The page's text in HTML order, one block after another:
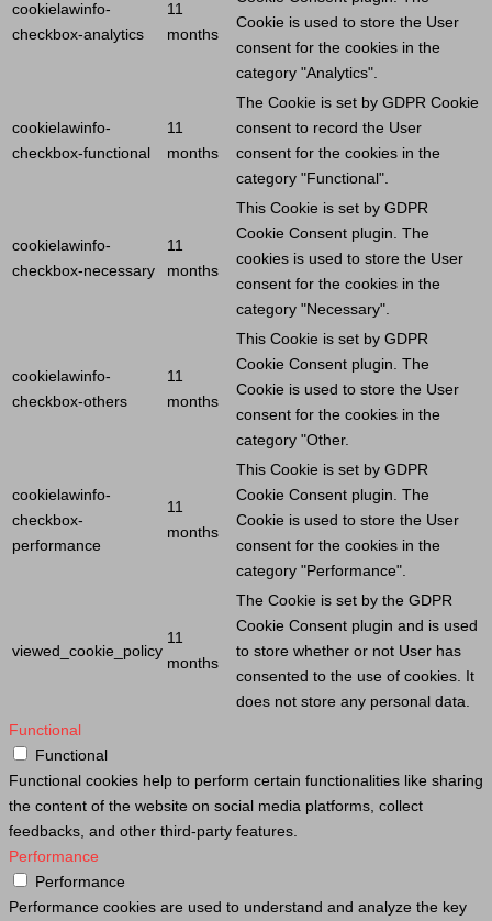
cookielawinfo-
checkbox-analytics
11
months
Cookie is used to store the User
consent for the cookies in the
category "Analytics".
cookielawinfo-
checkbox-functional
11
months
The Cookie is set by GDPR Cookie
consent to record the User
consent for the cookies in the
category "Functional".
cookielawinfo-
checkbox-necessary
11
months
This Cookie is set by GDPR
Cookie Consent plugin. The
cookies is used to store the User
consent for the cookies in the
category "Necessary".
cookielawinfo-
checkbox-others
11
months
This Cookie is set by GDPR
Cookie Consent plugin. The
Cookie is used to store the User
consent for the cookies in the
category "Other.
cookielawinfo-
checkbox-
performance
11
months
This Cookie is set by GDPR
Cookie Consent plugin. The
Cookie is used to store the User
consent for the cookies in the
category "Performance".
viewed_cookie_policy
11
months
The Cookie is set by the GDPR
Cookie Consent plugin and is used
to store whether or not User has
consented to the use of cookies. It
does not store any personal data.
Functional
Functional
Functional cookies help to perform certain functionalities like sharing
the content of the website on social media platforms, collect
feedbacks, and other third-party features.
Performance
Performance
Performance cookies are used to understand and analyze the key